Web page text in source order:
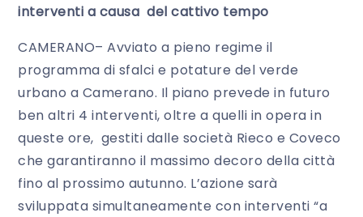
interventi a causa del cattivo tempo
CAMERANO– Avviato a pieno regime il
programma di sfalci e potature del verde
urbano a Camerano. Il piano prevede in futuro
ben altri 4 interventi, oltre a quelli in opera in
queste ore, gestiti dalle società Rieco e Coveco
che garantiranno il massimo decoro della città
fino al prossimo autunno. L’azione sarà
sviluppata simultaneamente con interventi “a